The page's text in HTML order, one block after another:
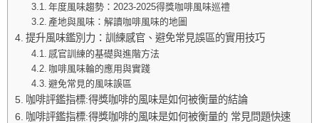
年度風味趨勢：2023-2025得獎咖啡風味巡禮
產地與風味：解讀咖啡風味的地圖
提升風味鑑別力：訓練感官、避免常見誤區的實用技巧
感官訓練的基礎與進階方法
咖啡風味輪的應用與實踐
避免常見的風味誤區
咖啡評鑑指標:得獎咖啡的風味是如何被衡量的結論
咖啡評鑑指標:得獎咖啡的風味是如何被衡量的 常見問題快速